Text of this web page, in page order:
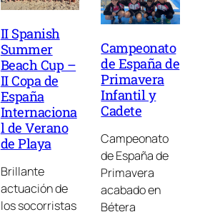
II Spanish
Summer
Beach Cup –
II Copa de
España
Internaciona
l de Verano
de Playa
Brillante
actuación de
los socorristas
Campeonato
de España de
Primavera
Infantil y
Cadete
Campeonato
de España de
Primavera
acabado en
Bétera